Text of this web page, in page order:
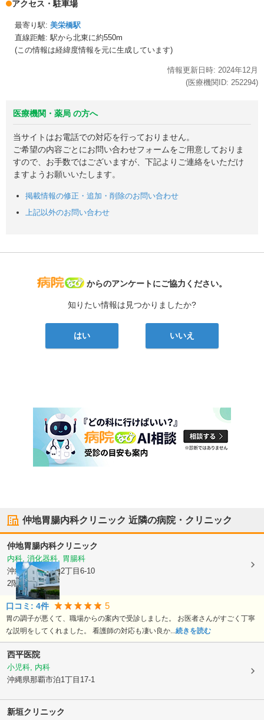
アクセス・駐車場
最寄り駅: 美栄橋駅
直線距離: 駅から北東に約550m
(この情報は経緯度情報を元に生成しています)
情報更新日時: 2024年12月
(医療機関ID: 252294)
医療機関・薬局 の方へ
当サイトはお電話での対応を行っておりません。
ご希望の内容ごとにお問い合わせフォームをご用意しておりま
すので、お手数ではございますが、下記よりご連絡をいただけ
ますようお願いいたします。
掲載情報の修正・追加・削除のお問い合わせ
上記以外のお問い合わせ
病院なび
からのアンケートにご協力ください。
知りたい情報は見つかりましたか?
はい いいえ
仲地胃腸内科クリニック 近隣の病院・クリニック
仲地胃腸内科クリニック
内科, 消化器科, 胃腸科
沖縄県那覇市泊2丁目6-10
2階
口コミ: 4件 5
胃の調子が悪くて、職場からの案内で受診しました。 お医者さんがすごく丁寧
な説明をしてくれました。 看護師の対応も凄い良か...続きを読む
西平医院
小児科, 内科
沖縄県那覇市泊1丁目17-1
新垣クリニック